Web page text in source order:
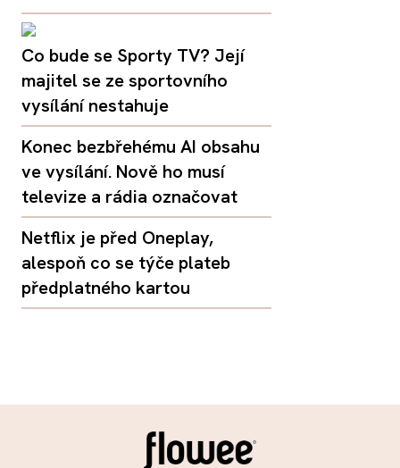
Co bude se Sporty TV? Její
majitel se ze sportovního
vysílání nestahuje
Konec bezbřehému AI obsahu
ve vysílání. Nově ho musí
televize a rádia označovat
Netflix je před Oneplay,
alespoň co se týče plateb
předplatného kartou